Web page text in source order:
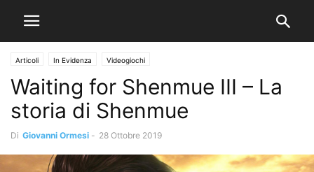
Articoli In Evidenza Videogiochi
Waiting for Shenmue III – La
storia di Shenmue
Di Giovanni Ormesi - 28 Ottobre 2019